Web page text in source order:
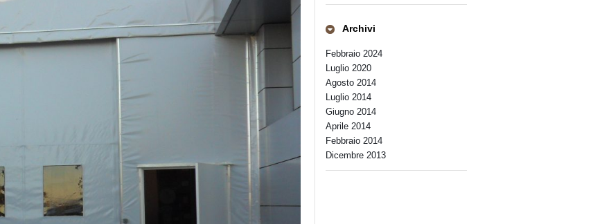
Archivi
Febbraio 2024
Luglio 2020
Agosto 2014
Luglio 2014
Giugno 2014
Aprile 2014
Febbraio 2014
Dicembre 2013